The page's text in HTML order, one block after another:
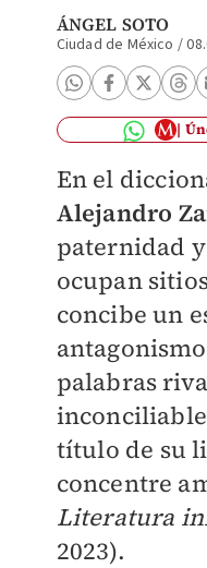
ÁNGEL SOTO
Ciudad de México /
En el
Alejandro
paternidad
ocupan
concibe un
palabras
título de su
concentre
Literatura
2023).